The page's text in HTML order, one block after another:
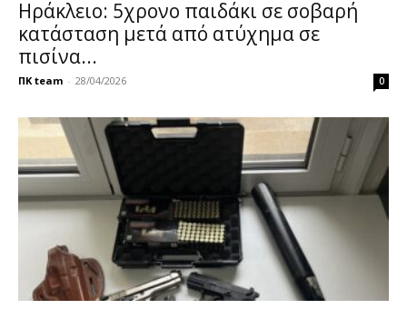
Ηράκλειο: 5χρονο παιδάκι σε σοβαρή
κατάσταση μετά από ατύχημα σε
πισίνα...
ΠΚ team - 28/04/2026 0